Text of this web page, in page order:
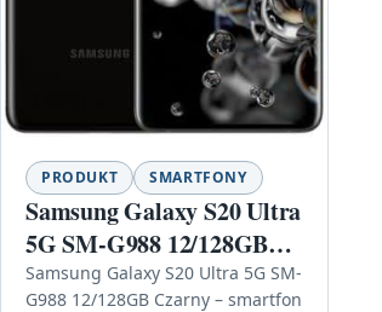
PRODUKT SMARTFONY
Samsung Galaxy S20 Ultra
5G SM-G988 12/128GB
Czarny
Samsung Galaxy S20 Ultra 5G SM-
G988 12/128GB Czarny – smartfon